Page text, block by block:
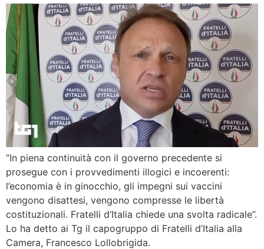
“In piena continuità con il governo precedente si
prosegue con i provvedimenti illogici e incoerenti:
l’economia è in ginocchio, gli impegni sui vaccini
vengono disattesi, vengono compresse le libertà
costituzionali. Fratelli d’Italia chiede una svolta radicale”.
Lo ha detto ai Tg il capogruppo di Fratelli d’Italia alla
Camera, Francesco Lollobrigida.